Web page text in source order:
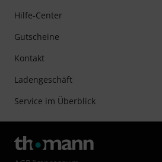
Hilfe-Center
Gutscheine
Kontakt
Ladengeschäft
Service im Überblick